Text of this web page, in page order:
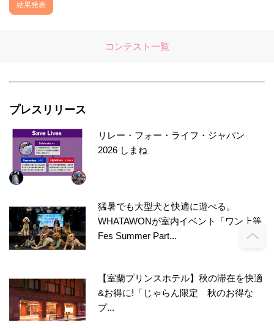
結果発表
コンテスト一覧
プレスリリース
リレー・フォー・ライフ・ジャパン
2026 しまね
猛暑でも大型犬と快適に遊べる。
WHATAWONが室内イベント「ワン上等
Fes Summer Part...
【室蘭プリンスホテル】秋の滞在を快適
&お得に!「じゃらん限定 秋のお得な
プ...